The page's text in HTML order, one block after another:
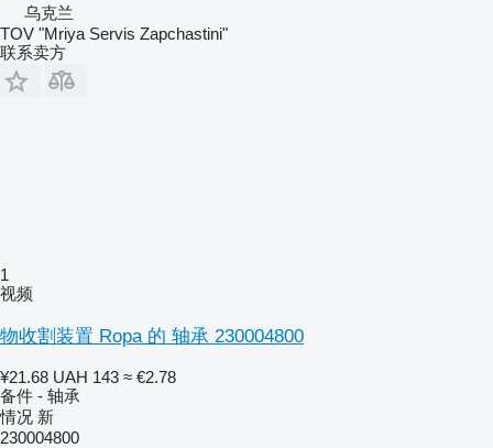
乌克兰
TOV "Mriya Servis Zapchastini"
联系卖方
1
视频
物收割装置 Ropa 的 轴承 230004800
¥21.68 UAH 143 ≈ €2.78
备件 - 轴承
情况 新
230004800